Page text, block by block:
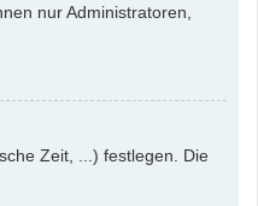
nur Administratoren,
Zeit, ...) festlegen. Die